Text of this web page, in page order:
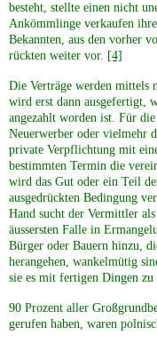
besteht, stellte einen nicht
Ankömmlinge verkaufen
Bekannten, aus den vorher
rückten weiter vor. [4]
Die Verträge werden mittels
wird erst dann ausgefertigt,
angezahlt worden ist. Für
Neuerwerber oder vielmehr
private Verpflichtung mit
bestimmten Termin die
wird das Gut oder ein Teil
ausgedrückten Bedingung
Hand sucht der Vermittler
äussersten Falle in
Bürger oder Bauern hinzu,
herangehen, wankelmütig
sie es mit fertigen Dingen zu
90 Prozent aller
gerufen haben, waren